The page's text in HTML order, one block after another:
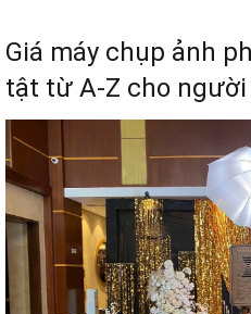
Giá máy chụp ảnh
tật từ A-Z cho